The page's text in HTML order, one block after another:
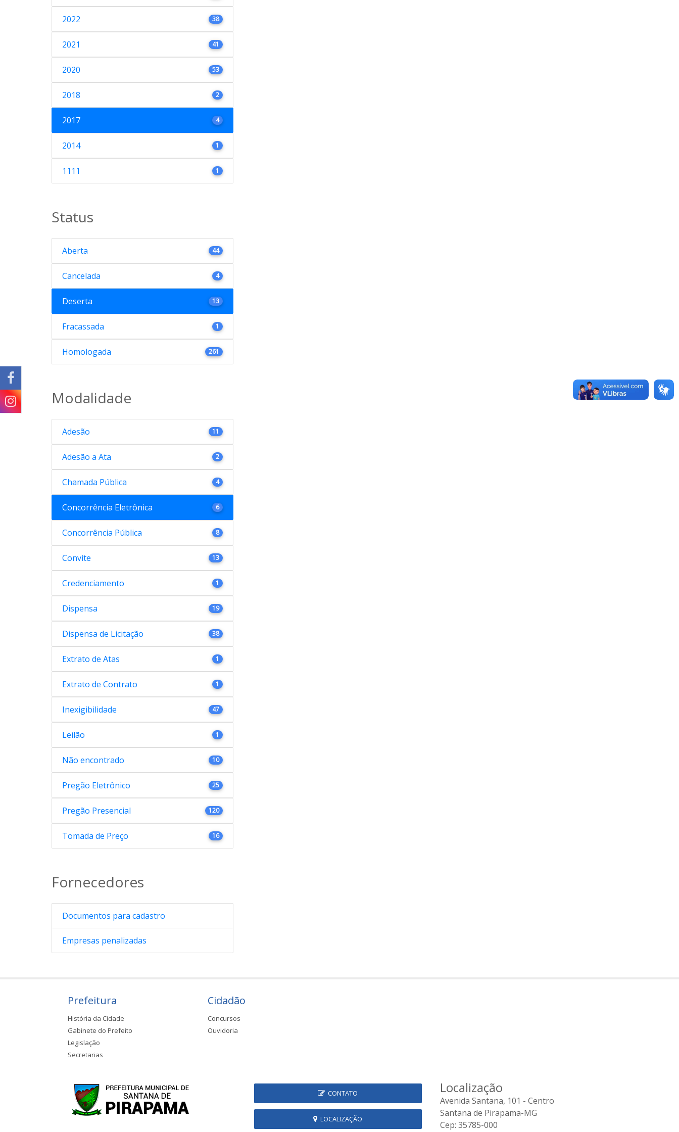
2022 38
2021 41
2020 53
2018 2
2017 4
2014 1
1111 1
Status
Aberta 44
Cancelada 4
Deserta 13
Fracassada 1
Homologada 261
Modalidade
Adesão 11
Adesão a Ata 2
Chamada Pública 4
Concorrência Eletrônica 6
Concorrência Pública 8
Convite 13
Credenciamento 1
Dispensa 19
Dispensa de Licitação 38
Extrato de Atas 1
Extrato de Contrato 1
Inexigibilidade 47
Leilão 1
Não encontrado 10
Pregão Eletrônico 25
Pregão Presencial 120
Tomada de Preço 16
Fornecedores
Documentos para cadastro
Empresas penalizadas
Prefeitura
História da Cidade
Gabinete do Prefeito
Legislação
Secretarias
Cidadão
Concursos
Ouvidoria
CONTATO
LOCALIZAÇÃO
Localização
Avenida Santana, 101 - Centro
Santana de Pirapama-MG
Cep: 35785-000